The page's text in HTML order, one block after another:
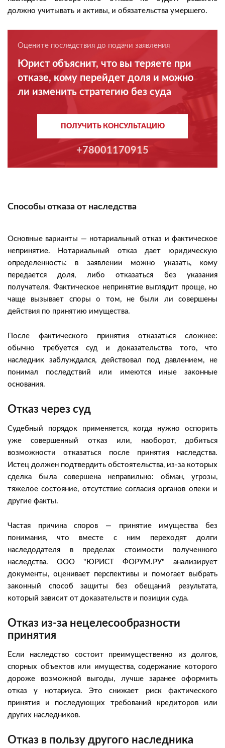
должно учитывать и активы, и обязательства умершего.
Оцените последствия до подачи заявления
Юрист объяснит, что вы теряете при
отказе, кому перейдет доля и можно
ли изменить стратегию без суда
ПОЛУЧИТЬ КОНСУЛЬТАЦИЮ
+78001170915
Способы отказа от наследства
Основные варианты — нотариальный отказ и фактическое
непринятие. Нотариальный отказ дает юридическую
определенность: в заявлении можно указать, кому
передается доля, либо отказаться без указания
получателя. Фактическое непринятие выглядит проще, но
чаще вызывает споры о том, не были ли совершены
действия по принятию имущества.
После фактического принятия отказаться сложнее:
обычно требуется суд и доказательства того, что
наследник заблуждался, действовал под давлением, не
понимал последствий или имеются иные законные
основания.
Отказ через суд
Судебный порядок применяется, когда нужно оспорить
уже совершенный отказ или, наоборот, добиться
возможности отказаться после принятия наследства.
Истец должен подтвердить обстоятельства, из-за которых
сделка была совершена неправильно: обман, угрозы,
тяжелое состояние, отсутствие согласия органов опеки и
другие факты.
Частая причина споров — принятие имущества без
понимания, что вместе с ним переходят долги
наследодателя в пределах стоимости полученного
наследства. ООО "ЮРИСТ ФОРУМ.РУ" анализирует
документы, оценивает перспективы и помогает выбрать
законный способ защиты без обещаний результата,
который зависит от доказательств и позиции суда.
Отказ из-за нецелесообразности
принятия
Если наследство состоит преимущественно из долгов,
спорных объектов или имущества, содержание которого
дороже возможной выгоды, лучше заранее оформить
отказ у нотариуса. Это снижает риск фактического
принятия и последующих требований кредиторов или
других наследников.
Отказ в пользу другого наследника